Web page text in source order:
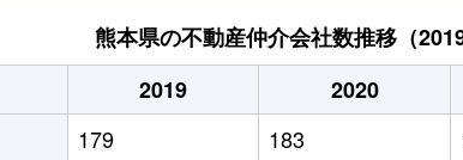
熊本県の不動産仲介会社数推移（
2019 2020
179 183